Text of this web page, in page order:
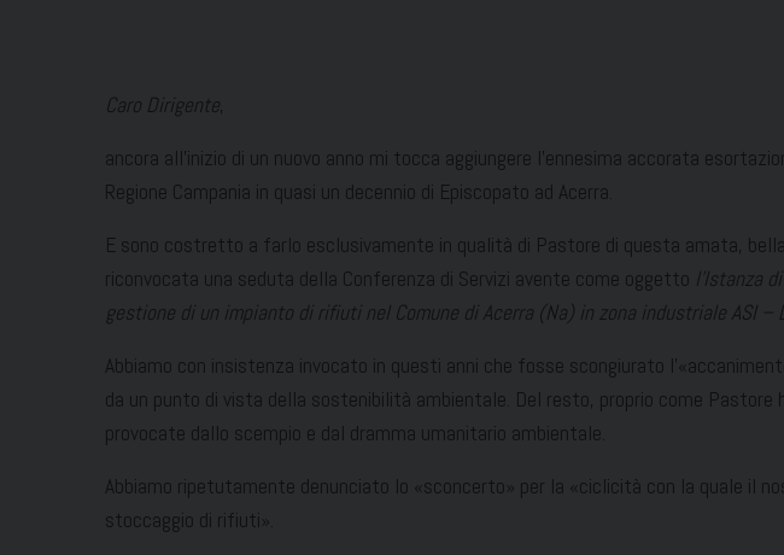
Caro Dirigente,
ancora all’inizio di un nuovo anno mi tocca aggiungere l’ennesima accorata
Regione Campania in quasi un decennio di Episcopato ad Acerra.
E sono costretto a farlo esclusivamente in qualità di Pastore di questa amata,
riconvocata una seduta della Conferenza di Servizi avente come oggetto l’Istanza
gestione di un impianto di rifiuti nel Comune di Acerra (Na) in zona industriale ASI –
Abbiamo con insistenza invocato in questi anni che fosse scongiurato
da un punto di vista della sostenibilità ambientale. Del resto, proprio come
provocate dallo scempio e dal dramma umanitario ambientale.
Abbiamo ripetutamente denunciato lo «sconcerto» per la «ciclicità con la quale il
stoccaggio di rifiuti».